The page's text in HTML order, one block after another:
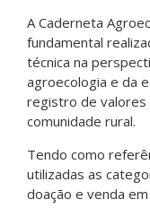
A Caderneta
fundamental
técnica na
agroecologia e da
registro de valores
comunidade rural.
Tendo como
utilizadas as
doação e venda